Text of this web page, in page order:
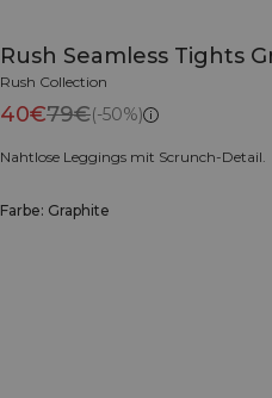
Rush Seamless Tights
Rush Collection
40€79€(-50%)
Nahtlose Leggings mit Scrunch-Detail.
Farbe: Graphite